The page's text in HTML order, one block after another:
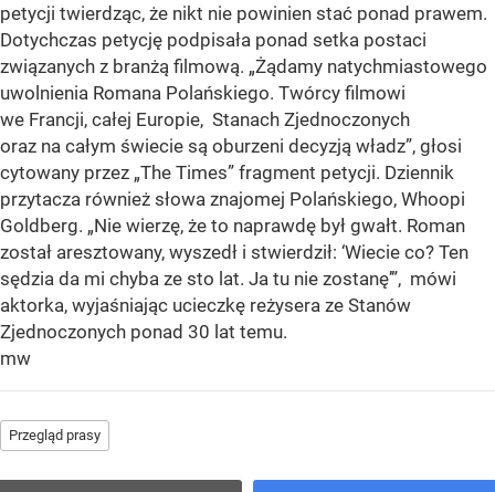
petycji twierdząc, że nikt nie powinien stać ponad prawem.
Dotychczas petycję podpisała ponad setka postaci
związanych z branżą filmową. „Żądamy natychmiastowego
uwolnienia Romana Polańskiego. Twórcy filmowi
we Francji, całej Europie, Stanach Zjednoczonych
oraz na całym świecie są oburzeni decyzją władz”, głosi
cytowany przez „The Times” fragment petycji. Dziennik
przytacza również słowa znajomej Polańskiego, Whoopi
Goldberg. „Nie wierzę, że to naprawdę był gwałt. Roman
został aresztowany, wyszedł i stwierdził: ‘Wiecie co? Ten
sędzia da mi chyba ze sto lat. Ja tu nie zostanę’”, mówi
aktorka, wyjaśniając ucieczkę reżysera ze Stanów
Zjednoczonych ponad 30 lat temu.
mw
Przegląd prasy